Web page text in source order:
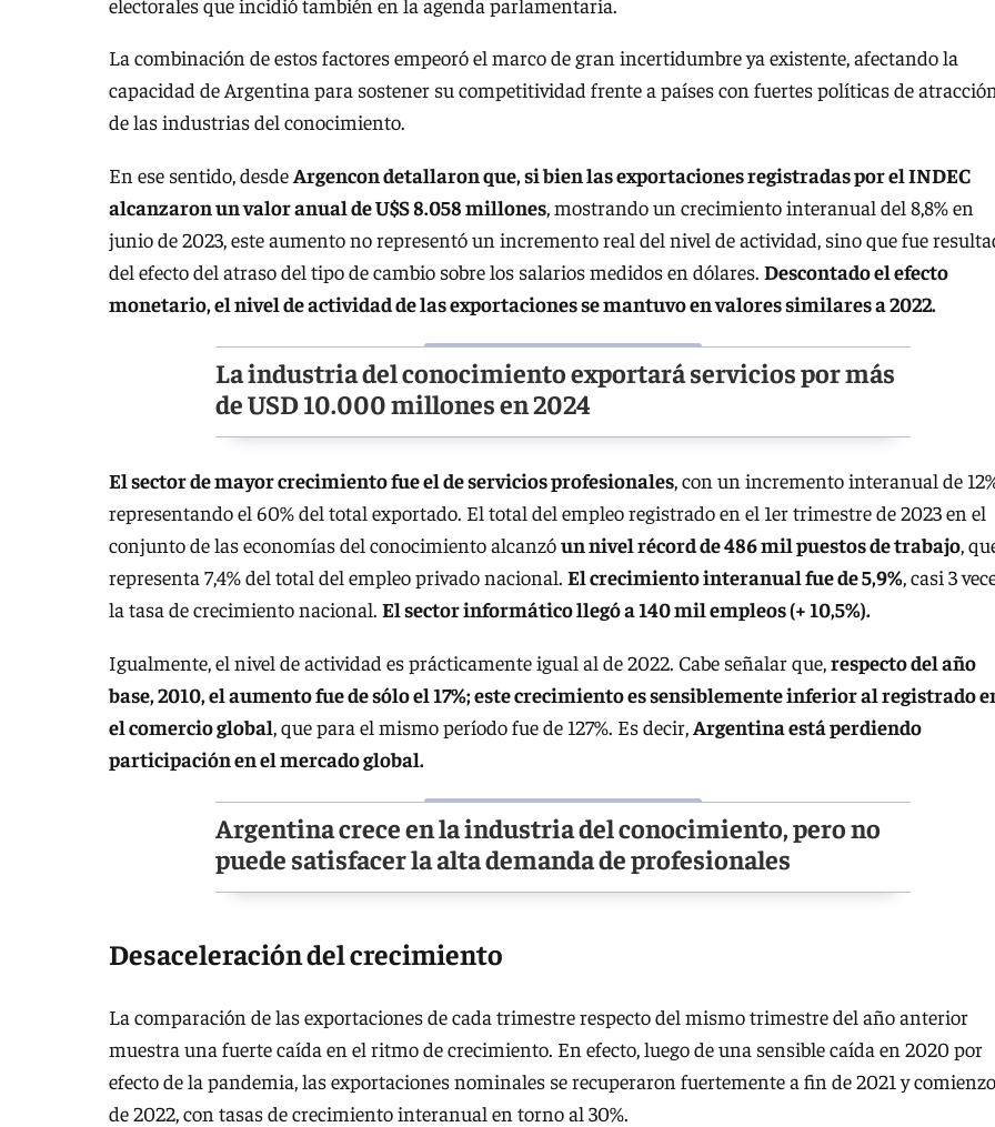
La combinación de estos factores empeoró el marco de gran incertidumbre ya existente, afectando la
capacidad de Argentina para sostener su competitividad frente a países con fuertes políticas de
de las industrias del conocimiento.
En ese sentido, desdeArgencon detallaron que, si bien las exportaciones registradas por el INDEC
alcanzaron un valor anual de U$S 8.058 millones, mostrando un crecimiento interanual del 8,8% en
junio de 2023, este aumento no representó un incremento real del nivel de actividad, sino que fue
del efecto del atraso del tipo de cambio sobre los salarios medidos en dólares. Descontado el efecto
monetario, el nivel de actividad de las exportaciones se mantuvo en valores similares a 2022.
La industria del conocimiento exportará servicios por más
de USD 10.000 millones en 2024
El sector de mayor crecimiento fue el de servicios profesionales, con un incremento interanual de
representando el 60% del total exportado. El total del empleo registrado en el 1er trimestre de 2023 en el
conjunto de las economías del conocimiento alcanzóun nivel récord de 486 mil puestos de trabajo,
representa 7,4% del total del empleo privado nacional. El crecimiento interanual fue de 5,9%, casi 3
la tasa de crecimiento nacional. El sector informático llegó a 140 mil empleos (+ 10,5%).
Igualmente, el nivel de actividad es prácticamente igual al de 2022. Cabe señalar que, respecto del año
base, 2010, el aumento fue de sólo el 17%; este crecimiento es sensiblemente inferior al registrado
el comercio global , que para el mismo período fue de 127%. Es decir, Argentina está perdiendo
participación en el mercado global.
Argentina crece en la industria del conocimiento, pero no
puede satisfacer la alta demanda de profesionales
Desaceleración del crecimiento
La comparación de las exportaciones de cada trimestre respecto del mismo trimestre del año anterior
muestra una fuerte caída en el ritmo de crecimiento. En efecto, luego de una sensible caída en 2020 por
efecto de la pandemia, las exportaciones nominales se recuperaron fuertemente a fin de 2021 y
de 2022, con tasas de crecimiento interanual en torno al 30%.